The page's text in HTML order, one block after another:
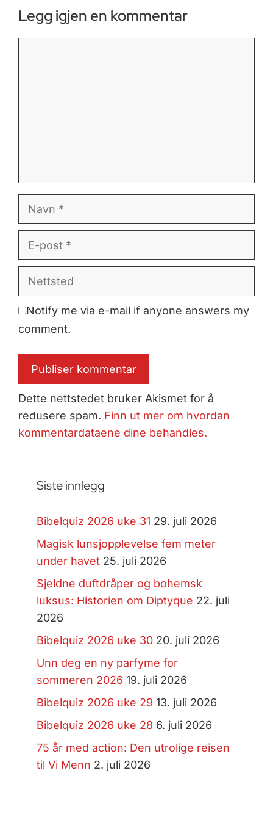
Legg igjen en kommentar
post
Notify me via e-mail if anyone answers my
comment.
Dette nettstedet bruker Akismet for å
redusere spam. Finn ut mer om hvordan
kommentardataene dine behandles.
Siste innlegg
Bibelquiz 2026 uke 31 29. juli 2026
Magisk lunsjopplevelse fem meter
under havet 25. juli 2026
Sjeldne duftdråper og bohemsk
luksus: Historien om Diptyque 22. juli
2026
Bibelquiz 2026 uke 30 20. juli 2026
Unn deg en ny parfyme for
sommeren 2026 19. juli 2026
Bibelquiz 2026 uke 29 13. juli 2026
Bibelquiz 2026 uke 28 6. juli 2026
75 år med action: Den utrolige reisen
til Vi Menn 2. juli 2026